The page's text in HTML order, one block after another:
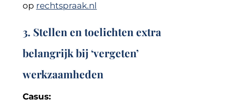
op rechtspraak.nl
3. Stellen en toelichten extra
belangrijk bij ‘vergeten’
werkzaamheden
Casus: